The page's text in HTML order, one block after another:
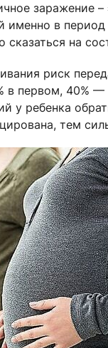
заражение
именно в
на
риск
в первом, 40%
у ребенка
тем